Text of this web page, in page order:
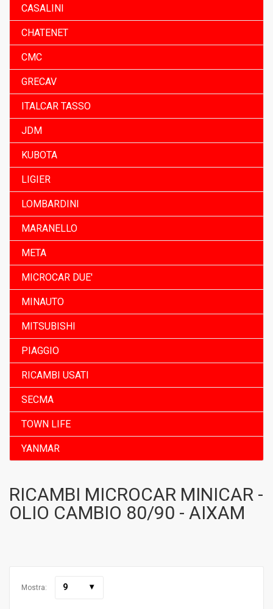
CASALINI
CHATENET
CMC
GRECAV
ITALCAR TASSO
JDM
KUBOTA
LIGIER
LOMBARDINI
MARANELLO
META
MICROCAR DUE'
MINAUTO
MITSUBISHI
PIAGGIO
RICAMBI USATI
SECMA
TOWN LIFE
YANMAR
RICAMBI MICROCAR MINICAR -
OLIO CAMBIO 80/90 - AIXAM
Mostra: 9